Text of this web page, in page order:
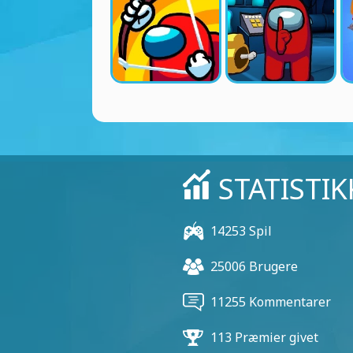
14253 Spil
25006 Brugere
11255 Kommentarer
113 Præmier givet